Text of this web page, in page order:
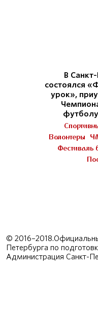
В
состоялся
урок»,
Волонтеры
Фестиваль
©
Петербурга по
Администрация Санкт-